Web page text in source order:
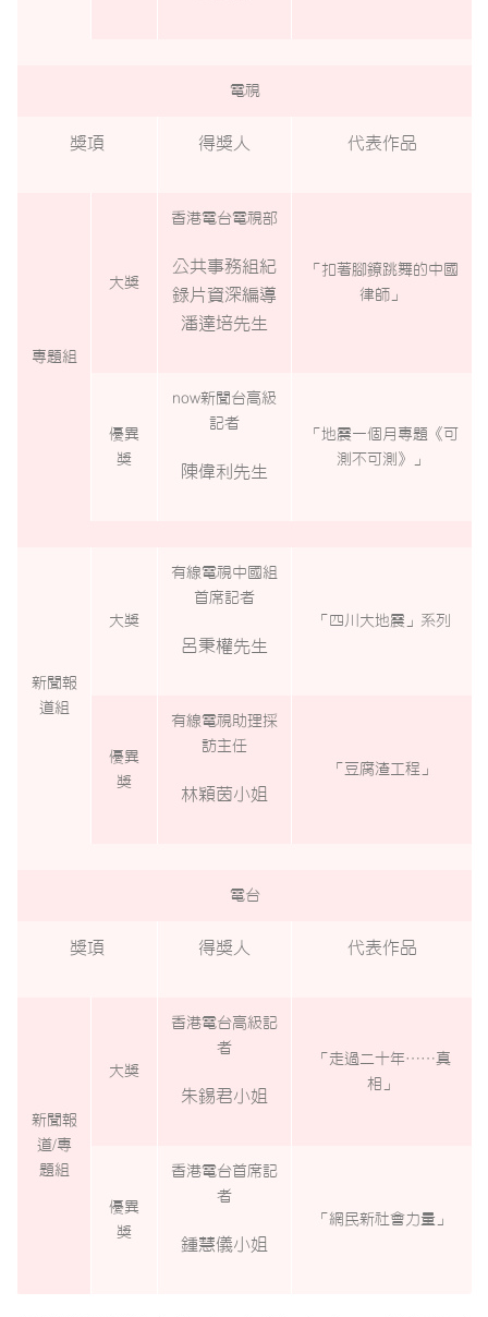
電視
獎項 得獎人 代表作品
專題組
大獎
香港電台電視部
公共事務組紀
錄片資深編導
潘達培先生
「扣著腳鐐跳舞的中國
律師」
優異
獎
now新聞台高級
記者
陳偉利先生
「地震一個月專題《可
測不可測》」
新聞報
道組
大獎
有線電視中國組
首席記者
呂秉權先生
「四川大地震」系列
優異
獎
有線電視助理採
訪主任
林穎茵小姐
「豆腐渣工程」
電台
獎項 得獎人 代表作品
新聞報
道/專
題組
大獎
香港電台高級記
者
朱錫君小姐
「走過二十年……真
相」
優異
獎
香港電台首席記
者
鍾慧儀小姐
「網民新社會力量」